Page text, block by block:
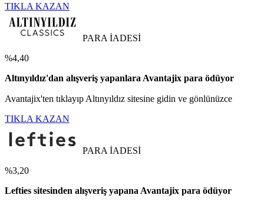
TIKLA KAZAN
PARA İADESİ
%4,40
Altınyıldız'dan alışveriş yapanlara Avantajix para ödüyor
Avantajix'ten tıklayıp Altınyıldız sitesine gidin ve gönlünüzce
TIKLA KAZAN
PARA İADESİ
%3,20
Lefties sitesinden alışveriş yapana Avantajix para ödüyor